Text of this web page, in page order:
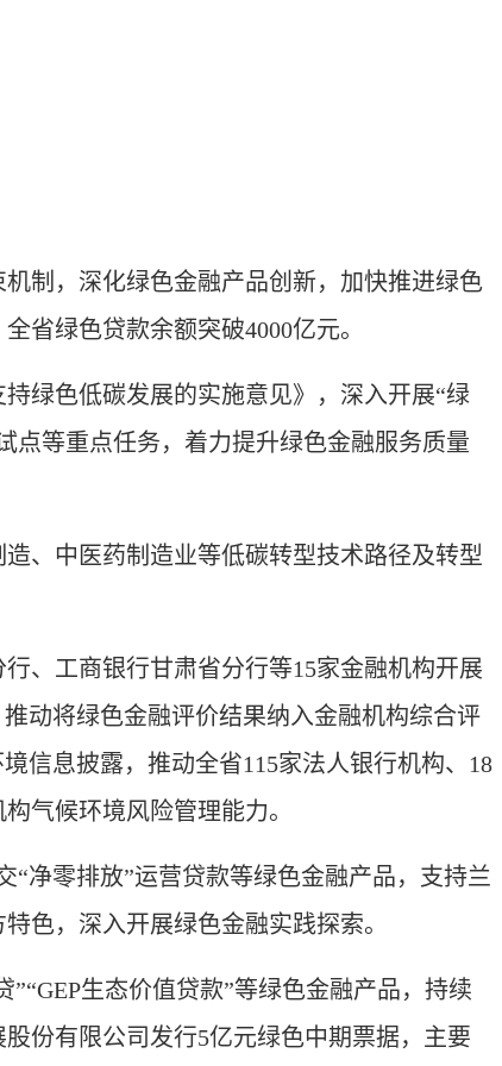
制，深化绿色金融产品创新，加快推进绿色
省绿色贷款余额突破4000亿元。
绿色低碳发展的实施意见》，深入开展“绿
点等重点任务，着力提升绿色金融服务质量
、中医药制造业等低碳转型技术路径及转型
、工商银行甘肃省分行等15家金融机构开展
动将绿色金融评价结果纳入金融机构综合评
信息披露，推动全省115家法人银行机构、18
气候环境风险管理能力。
净零排放”运营贷款等绿色金融产品，支持兰
色，深入开展绿色金融实践探索。
生态价值贷款”等绿色金融产品，持续
份有限公司发行5亿元绿色中期票据，主要